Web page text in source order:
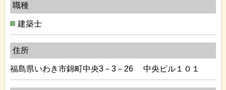
職種
建築士
住所
福島県いわき市錦町中央3－3－26 中央ビル１０１